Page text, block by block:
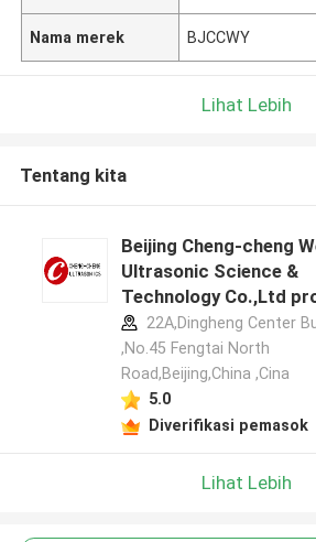
Nama merek BJCCWY
Lihat Lebih
Tentang kita
Beijing Cheng-cheng
Ultrasonic Science &
Technology Co.,Ltd
pabrikan
22A,Dingheng Center
,No.45 Fengtai North
Road,Beijing,China ,Cina
5.0
Diverifikasi pemasok
Lihat Lebih